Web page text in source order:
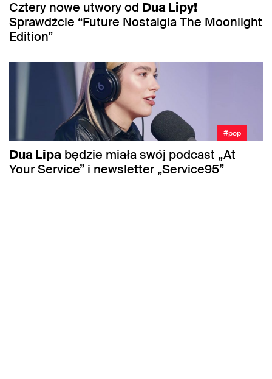
Cztery nowe utwory od Dua Lipy!
Sprawdźcie “Future Nostalgia The Moonlight
Edition”
#pop
Dua Lipa będzie miała swój podcast „At
Your Service” i newsletter „Service95”